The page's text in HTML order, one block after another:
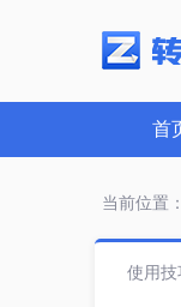
首
当前位置：
使用技